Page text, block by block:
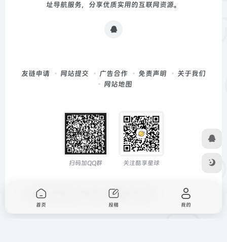
址导航服务，分享优质实用的互联网资源。
友链申请 网站提交 广告合作 免责声明
关于我们
网站地图
扫码加QQ群 关注酷享星球
Copyright © 2026 OneNav
首页 投稿 我的